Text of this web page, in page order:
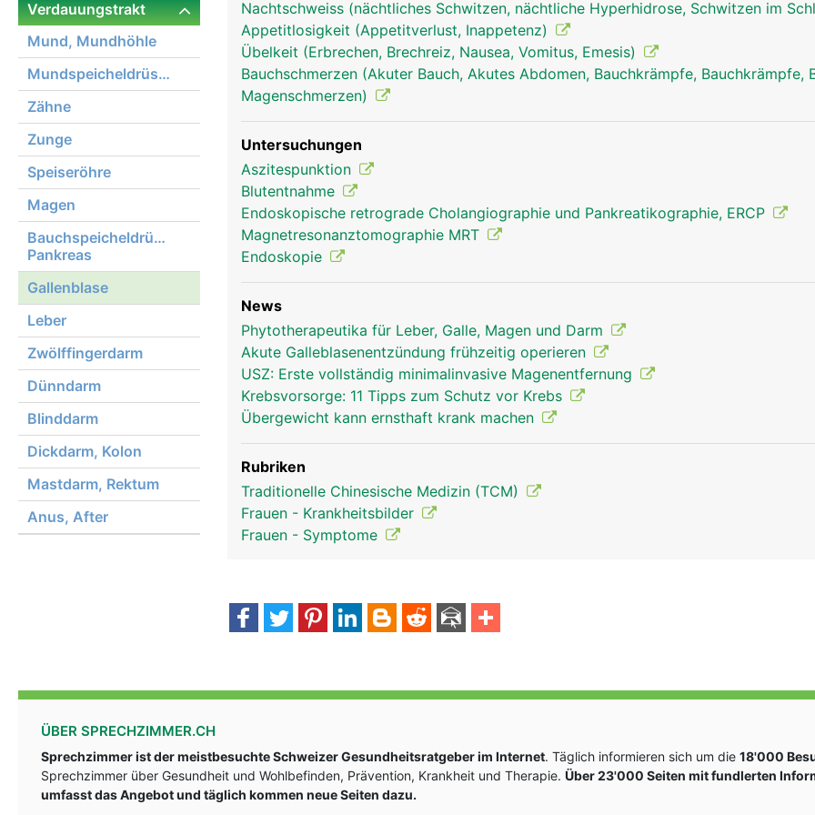
Verdauungstrakt
Mund, Mundhöhle
Mundspeicheldrüsen
Zähne
Zunge
Speiseröhre
Magen
Bauchspeicheldrüse,
Pankreas
Gallenblase
Leber
Zwölffingerdarm
Dünndarm
Blinddarm
Dickdarm, Kolon
Mastdarm, Rektum
Anus, After
gallenblase frau gallenblase mann
Nachtschweiss (nächtliches Schwitzen, nächtliche Hyperhidrose, Schwitzen im
Appetitlosigkeit (Appetitverlust, Inappetenz)
Übelkeit (Erbrechen, Brechreiz, Nausea, Vomitus, Emesis)
Bauchschmerzen (Akuter Bauch, Akutes Abdomen, Bauchkrämpfe, Bauchkrämpfe,
Magenschmerzen)
Untersuchungen
Aszitespunktion
Blutentnahme
Endoskopische retrograde Cholangiographie und Pankreatikographie, ERCP
Magnetresonanztomographie MRT
Endoskopie
News
Phytotherapeutika für Leber, Galle, Magen und Darm
Akute Galleblasenentzündung frühzeitig operieren
USZ: Erste vollständig minimalinvasive Magenentfernung
Krebsvorsorge: 11 Tipps zum Schutz vor Krebs
Übergewicht kann ernsthaft krank machen
Rubriken
Traditionelle Chinesische Medizin (TCM)
Frauen - Krankheitsbilder
Frauen - Symptome
ÜBER SPRECHZIMMER.CH
Sprechzimmer ist der meistbesuchte Schweizer Gesundheitsratgeber im Internet. Täglich informieren sich um die 18'000
Sprechzimmer über Gesundheit und Wohlbefinden, Prävention, Krankheit und Therapie. Über 23'000 Seiten mit fundlerten
umfasst das Angebot und täglich kommen neue Seiten dazu.